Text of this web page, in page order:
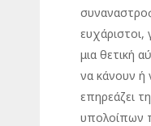
ευχάριστοι,
μια θετική
να κάνουν ή
επηρεάζει
υπολοίπων